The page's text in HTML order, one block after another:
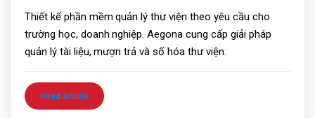
Thiết kế phần mềm quản lý thư viện theo yêu cầu cho
trường học, doanh nghiệp. Aegona cung cấp giải pháp
quản lý tài liệu, mượn trả và số hóa thư viện.
Read Article